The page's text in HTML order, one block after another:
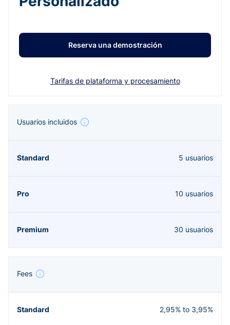
Reserva una demostración
Tarifas de plataforma y procesamiento
Usuarios incluidos
5 usuarios
10 usuarios
30 usuarios
Fees
2,95% to 3,95%